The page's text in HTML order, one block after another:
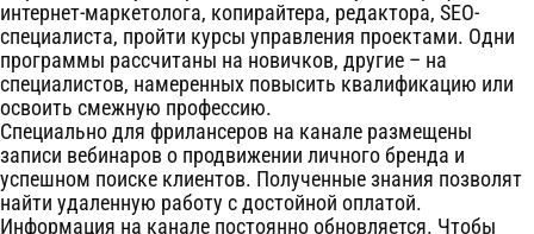
интернет-маркетолога, копирайтера, редактора, SEO-
специалиста, пройти курсы управления проектами. Одни
программы рассчитаны на новичков, другие – на
специалистов, намеренных повысить квалификацию или
освоить смежную профессию.
Специально для фрилансеров на канале размещены
записи вебинаров о продвижении личного бренда и
успешном поиске клиентов. Полученные знания позволят
найти удаленную работу с достойной оплатой.
Информация на канале постоянно обновляется. Чтобы